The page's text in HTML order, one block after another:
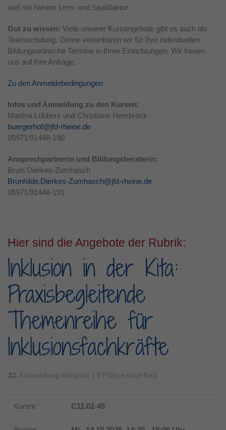
und mit hohem Lern- und Spaßfaktor.
Gut zu wissen: Viele unserer Kursangebote gibt es auch als
Teamschulung. Gerne vereinbaren wir für Ihre individuellen
Bildungswünsche Termine in Ihren Einrichtungen. Wir freuen
uns auf Ihre Anfrage.
Zu den Anmeldebedingungen
Infos und Anmeldung zu den Kursen:
Martina Lübbers und Christiane Hembrock
buergerhof@jfd-rheine.de
05971/91448-190
Ansprechpartnerin und Bildungsberaterin:
Bruni Dierkes-Zumhasch
Brunhilde.Dierkes-Zumhasch@jfd-rheine.de
05971/91448-191
Hier sind die Angebote der Rubrik:
Inklusion in der Kita:
Praxisbegleitende
Themenreihe für
Inklusionsfachkräfte
Kursnr. C11.02-45
Zweck
Dieses Cookie wird verwendet, um Ihre
Cookie-Einstellungen für diese Website zu
speichern.